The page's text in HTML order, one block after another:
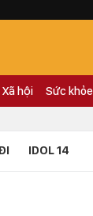
Xã hội Sức khỏe
IDOL 14